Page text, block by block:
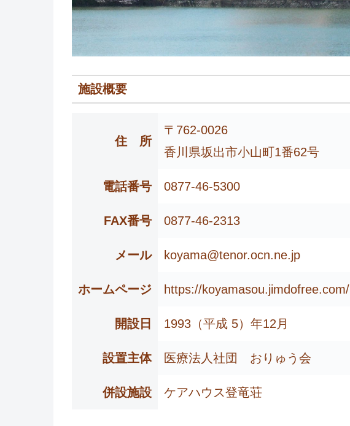
施設概要
住 所
〒762-0026
香川県坂出市小山町1番62号
電話番号 0877-46-5300
FAX番号 0877-46-2313
メール koyama@tenor.ocn.ne.jp
ホームページ https://koyamasou.jimdofree.com/
開設日 1993（平成 5）年12月
設置主体 医療法人社団 おりゅう会
併設施設 ケアハウス登竜荘